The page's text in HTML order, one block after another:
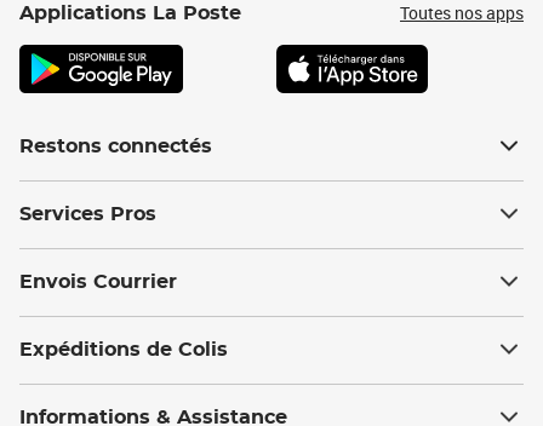
Applications La Poste Toutes nos apps
Restons connectés
Services Pros
Envois Courrier
Expéditions de Colis
Informations & Assistance